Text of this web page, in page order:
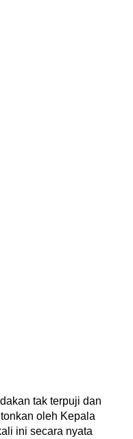
tak terpuji dan
oleh Kepala
ini secara nyata